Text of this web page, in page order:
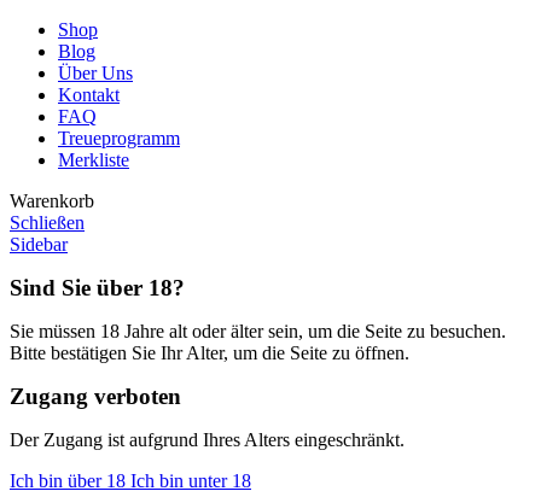
Shop
Blog
Über Uns
Kontakt
FAQ
Treueprogramm
Merkliste
Warenkorb
Schließen
Sidebar
Sind Sie über 18?
Sie müssen 18 Jahre alt oder älter sein, um die Seite zu besuchen.
Bitte bestätigen Sie Ihr Alter, um die Seite zu öffnen.
Zugang verboten
Der Zugang ist aufgrund Ihres Alters eingeschränkt.
Ich bin über 18 Ich bin unter 18